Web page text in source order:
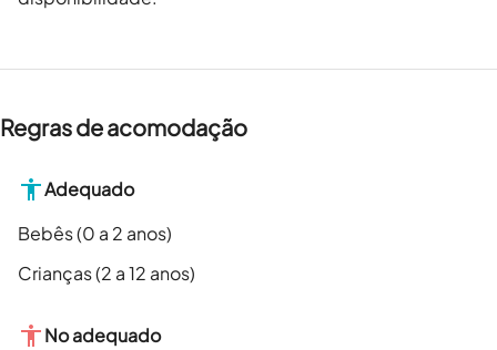
Regras de acomodação
Adequado
Bebês (0 a 2 anos)
Crianças (2 a 12 anos)
No adequado